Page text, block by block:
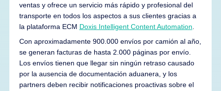
ventas y ofrece un servicio más rápido y profesional del
transporte en todos los aspectos a sus clientes gracias a
la plataforma ECM Doxis Intelligent Content Automation
Con aproximadamente 900.000 envíos por camión al año,
se generan facturas de hasta 2.000 páginas por envío.
Los envíos tienen que llegar sin ningún retraso causado
por la ausencia de documentación aduanera, y los
partners deben recibir notificaciones proactivas sobre el